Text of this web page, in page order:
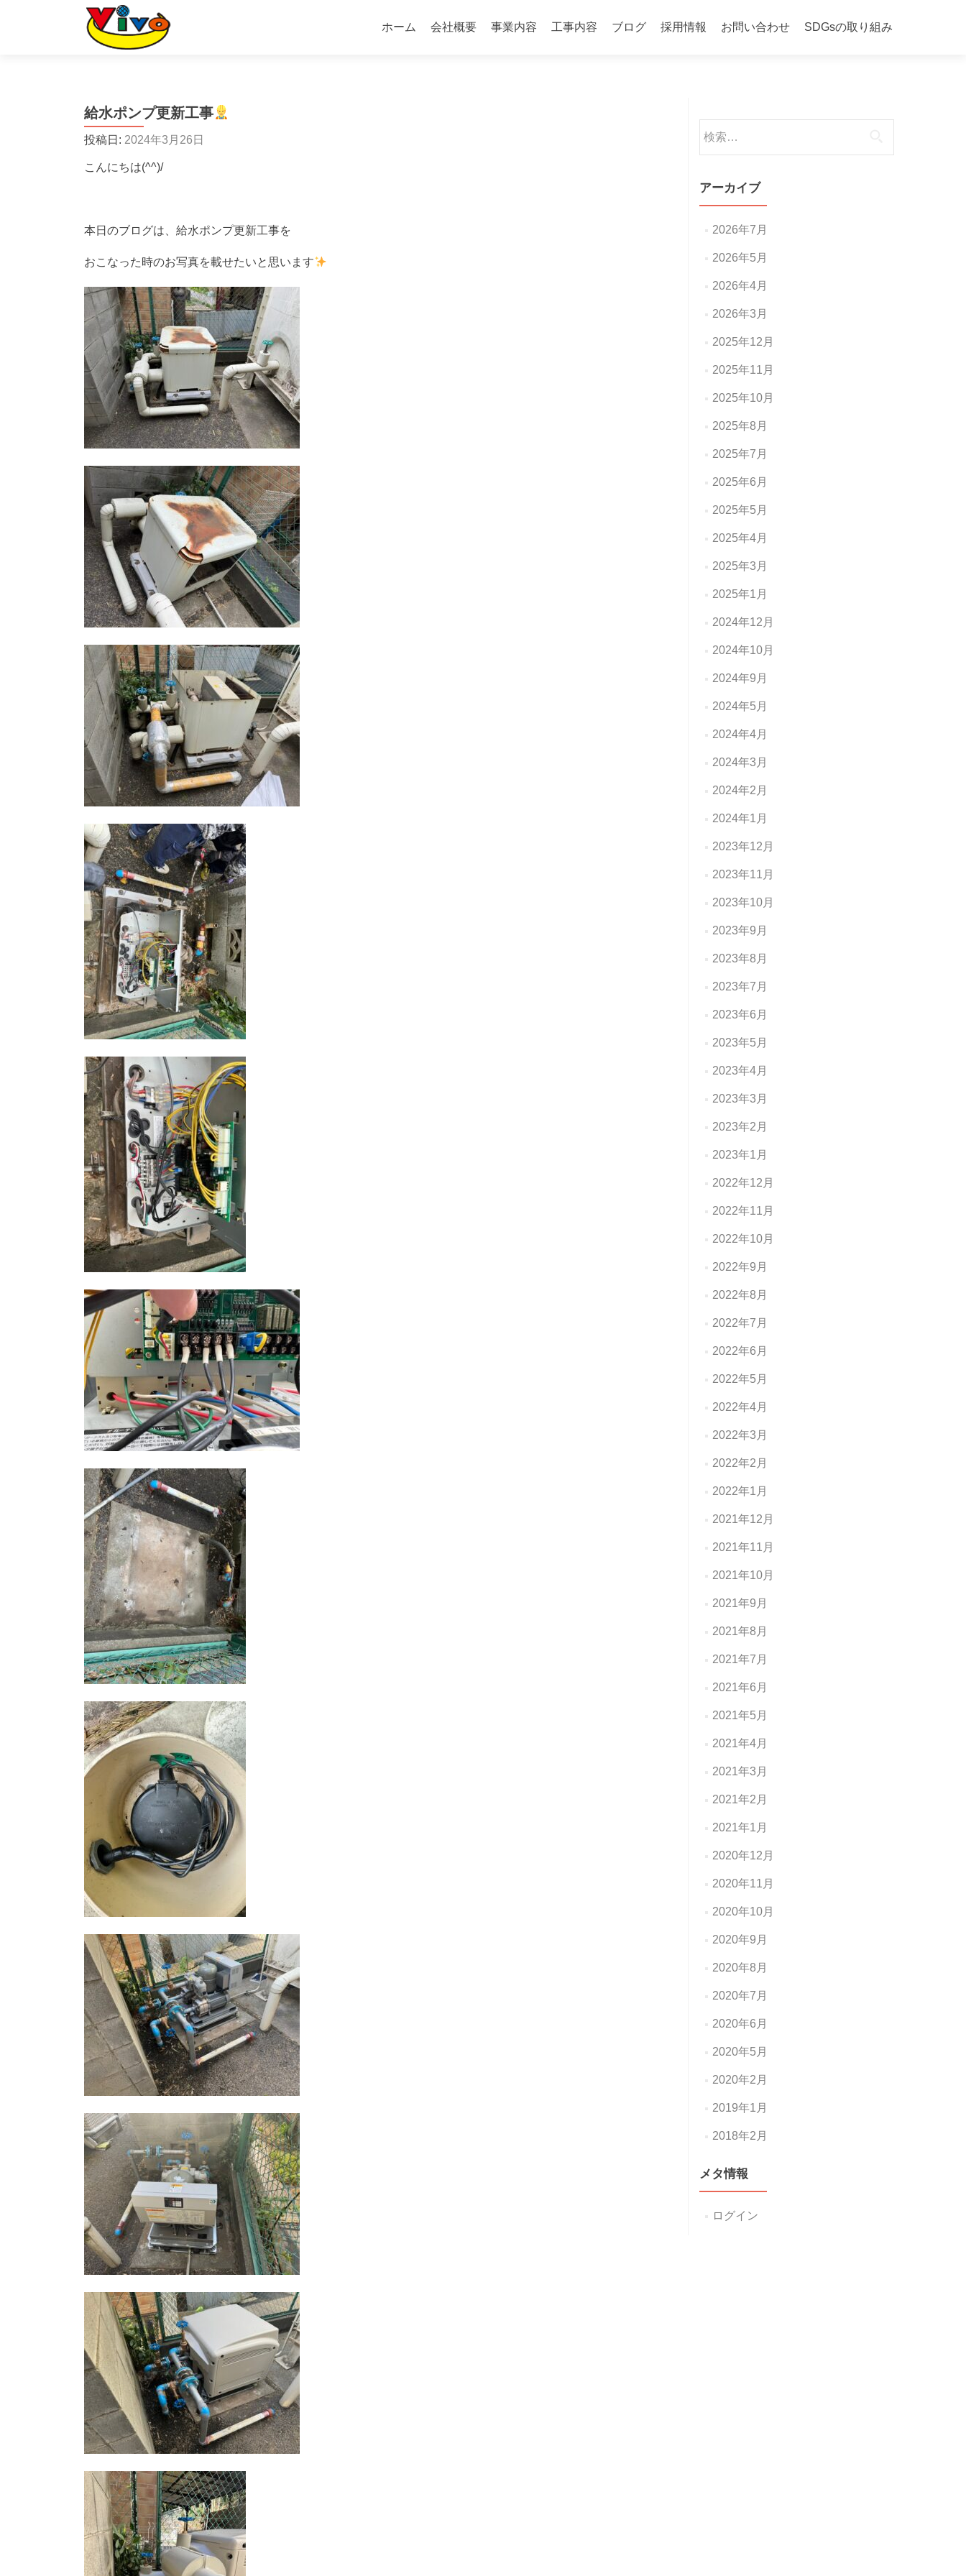
ン
ホーム 会社概要 事業内容 工事内容 ブログ 採用情報 お問い合わせ SDGsの取り組み
給水ポンプ更新工事
投稿日: 2024年3月26日
こんにちは(^^)/
本日のブログは、給水ポンプ更新工事を
おこなった時のお写真を載せたいと思います
索:
アーカイブ
2026年7月
2026年5月
2026年4月
2026年3月
2025年12月
2025年11月
2025年10月
2025年8月
2025年7月
2025年6月
2025年5月
2025年4月
2025年3月
2025年1月
2024年12月
2024年10月
2024年9月
2024年5月
2024年4月
2024年3月
2024年2月
2024年1月
2023年12月
2023年11月
2023年10月
2023年9月
2023年8月
2023年7月
2023年6月
2023年5月
2023年4月
2023年3月
2023年2月
2023年1月
2022年12月
2022年11月
2022年10月
2022年9月
2022年8月
2022年7月
2022年6月
2022年5月
2022年4月
2022年3月
2022年2月
2022年1月
2021年12月
2021年11月
2021年10月
2021年9月
2021年8月
2021年7月
2021年6月
2021年5月
2021年4月
2021年3月
2021年2月
2021年1月
2020年12月
2020年11月
2020年10月
2020年9月
2020年8月
2020年7月
2020年6月
2020年5月
2020年2月
2019年1月
2018年2月
メタ情報
ログイン